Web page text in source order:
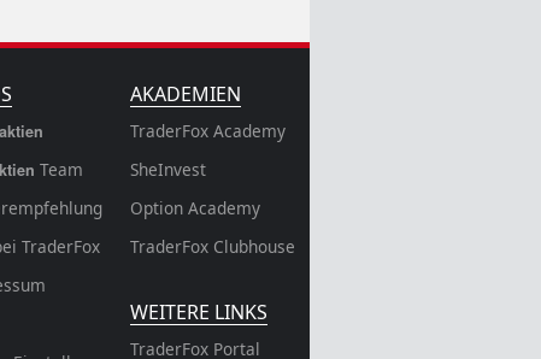
aktien
Team
TraderFox
AKADEMIEN
TraderFox Academy
SheInvest
Option Academy
TraderFox Clubhouse
WEITERE LINKS
TraderFox Portal